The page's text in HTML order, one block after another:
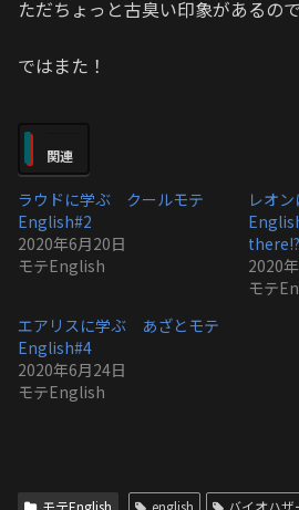
ただちょっと古臭い印象があるの
ではまた！
関連
ラウドに学ぶ クールモテ
English#2
2020年6月20日
モテEnglish
レオ
2020
モテ
エアリスに学ぶ あざとモテ
English#4
2020年6月24日
モテEnglish
モテEnglish english バイオハザ